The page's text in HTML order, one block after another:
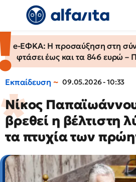
e-ΕΦΚΑ: Η προσαύξηση στη
φτάσει έως και τα 846 ευρώ –
Εκπαίδευση 09.05.2026 - 10:33
Νίκος
βρεθεί η βέλτιστη
τα πτυχία των